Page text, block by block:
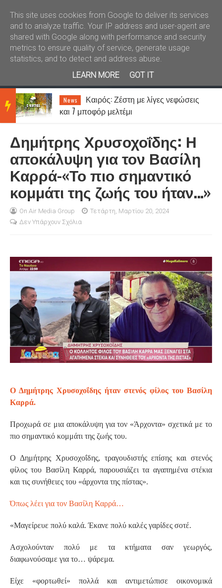
Καλώς ήλθατε Kral News
BRE
AKIN
NEW
News
Καιρός: Ζέστη με λίγες νεφώσεις
και 7 μποφόρ μελτέμι
Δημήτρης Χρυσοχοΐδης: Η
αποκάλυψη για τον Βασίλη
Καρρά-«Το πιο σημαντικό
κομμάτι της ζωής του ήταν…»
On Air Media Group
Τετάρτη, Μαρτίου 20, 2024
Δεν Υπάρχουν Σχόλια
Ο Δημήτρης Χρυσοχοΐδης ήταν στενός φίλος του Βασίλη
Καρρά.
Προχωρά σε μια αποκάλυψη για τον «Άρχοντα» σχετικά με το
πιο σημαντικό κομμάτι της ζωής του.
Ο Δημήτρης Χρυσοχοΐδης, τραγουδιστής επίσης και στενός
φίλος του Βασίλη Καρρά, παρουσιάζει τα αγαπημένα στέκια
και τις συνήθειες του «άρχοντα της πίστας».
Όπως λέει για τον Βασίλη Καρρά…
«Μαγείρευε πολύ καλά. Έκανε πολύ καλές γαρίδες σοτέ.
Ασχολούνταν πολύ με τα κτήματα σαν γεωργός,
διαφωνούσαμε για το… ψάρεμα.
Είχε «φορτωθεί» πολλά και αντιμετώπισε οικονομικά
This site uses cookies from Google to deliver its services
and to analyze traffic. Your IP address and user-agent are
shared with Google along with performance and security
metrics to ensure quality of service, generate usage
statistics, and to detect and address abuse.
LEARN MORE
GOT IT